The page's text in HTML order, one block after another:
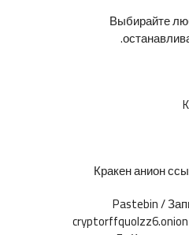
Выбирайте
Pastebin /